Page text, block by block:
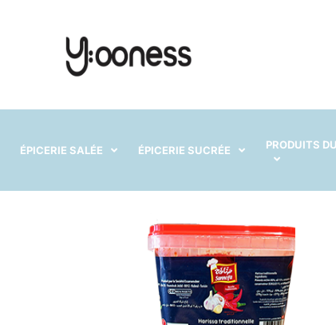
ÉPICERIE SALÉE ÉPICERIE SUCRÉE PRODUITS